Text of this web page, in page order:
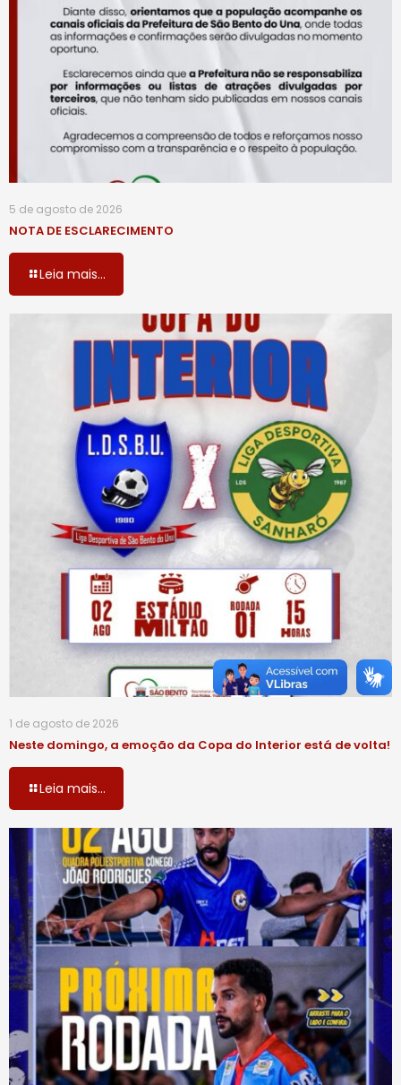
5 de agosto de 2026
NOTA DE ESCLARECIMENTO
Leia mais...
1 de agosto de 2026
Neste domingo, a emoção da Copa do Interior está de volta!
Leia mais...